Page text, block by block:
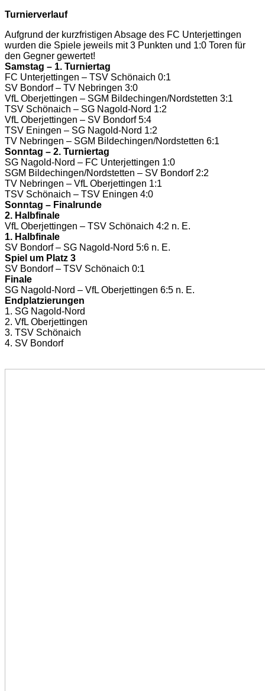
Turnierverlauf
Aufgrund der kurzfristigen Absage des FC Unterjettingen
wurden die Spiele jeweils mit 3 Punkten und 1:0 Toren für
den Gegner gewertet!
Samstag – 1. Turniertag
FC Unterjettingen – TSV Schönaich 0:1
SV Bondorf – TV Nebringen 3:0
VfL Oberjettingen – SGM Bildechingen/Nordstetten 3:1
TSV Schönaich – SG Nagold-Nord 1:2
VfL Oberjettingen – SV Bondorf 5:4
TSV Eningen – SG Nagold-Nord 1:2
TV Nebringen – SGM Bildechingen/Nordstetten 6:1
Sonntag – 2. Turniertag
SG Nagold-Nord – FC Unterjettingen 1:0
SGM Bildechingen/Nordstetten – SV Bondorf 2:2
TV Nebringen – VfL Oberjettingen 1:1
TSV Schönaich – TSV Eningen 4:0
Sonntag – Finalrunde
2. Halbfinale
VfL Oberjettingen – TSV Schönaich 4:2 n. E.
1. Halbfinale
SV Bondorf – SG Nagold-Nord 5:6 n. E.
Spiel um Platz 3
SV Bondorf – TSV Schönaich 0:1
Finale
SG Nagold-Nord – VfL Oberjettingen 6:5 n. E.
Endplatzierungen
1. SG Nagold-Nord
2. VfL Oberjettingen
3. TSV Schönaich
4. SV Bondorf